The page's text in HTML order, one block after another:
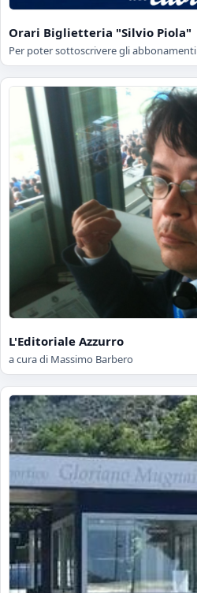
Orari Biglietteria "Silvio Piola"
Per poter sottoscrivere gli abbonamenti
L'Editoriale Azzurro
a cura di Massimo Barbero